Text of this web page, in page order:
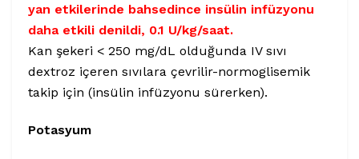
yan etkilerinde bahsedince insülin infüzyonu
daha etkili denildi, 0.1 U/kg/saat.
Kan şekeri < 250 mg/dL olduğunda IV sıvı
dextroz içeren sıvılara çevrilir-normoglisemik
takip için (insülin infüzyonu sürerken).
Potasyum